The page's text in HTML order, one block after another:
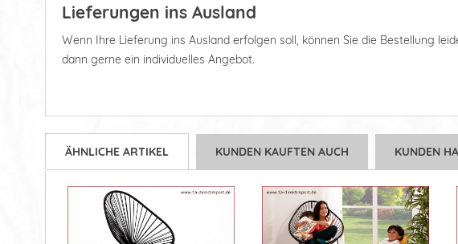
Lieferungen ins Ausland
Wenn Ihre Lieferung ins Ausland erfolgen soll, können Sie die Bestellung
dann gerne ein individuelles Angebot.
ÄHNLICHE ARTIKEL KUNDEN KAUFTEN AUCH KUNDEN